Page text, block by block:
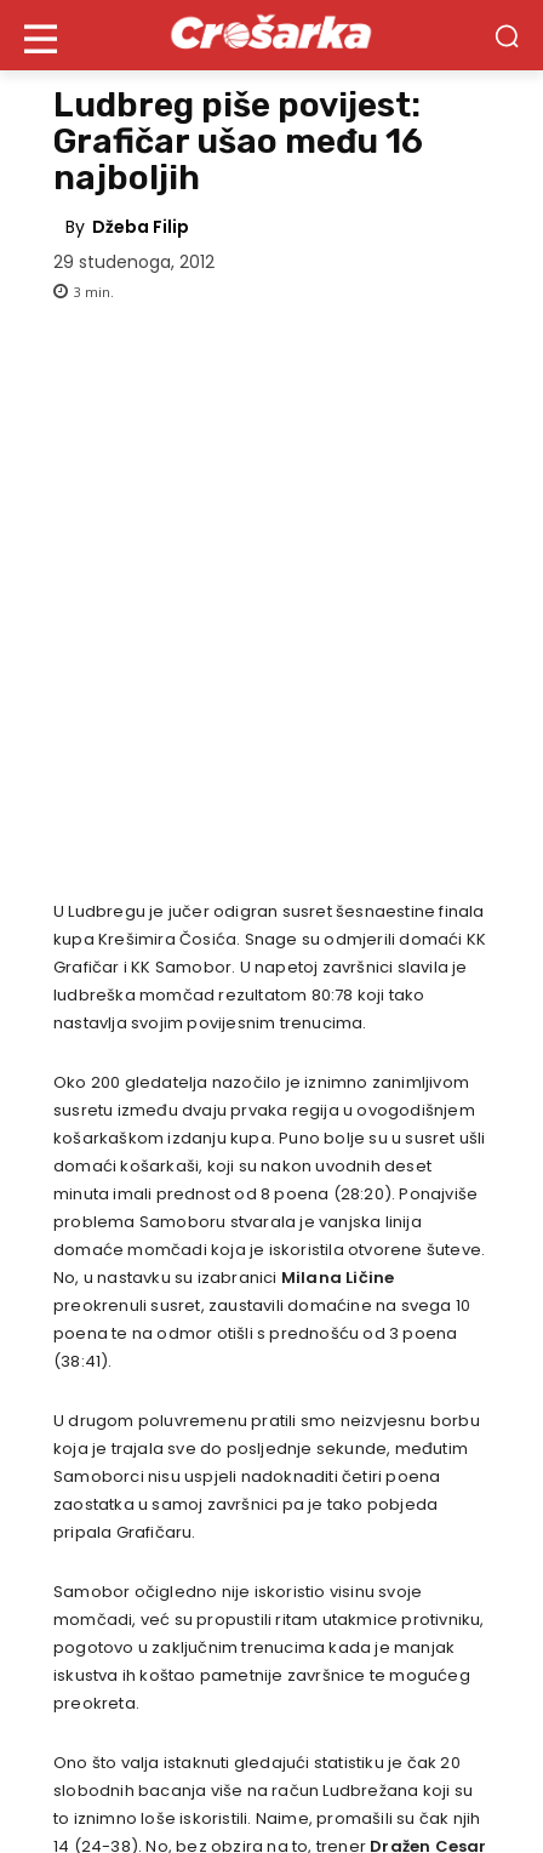
Ludbreg piše povijest:
Grafičar ušao među 16
najboljih
By Džeba Filip
29 studenoga, 2012
3 min.
U Ludbregu je jučer odigran susret šesnaestine finala
kupa Krešimira Čosića. Snage su odmjerili domaći KK
Grafičar i KK Samobor. U napetoj završnici slavila je
ludbreška momčad rezultatom 80:78 koji tako
nastavlja svojim povijesnim trenucima.
Oko 200 gledatelja nazočilo je iznimno zanimljivom
susretu između dvaju prvaka regija u ovogodišnjem
košarkaškom izdanju kupa. Puno bolje su u susret ušli
domaći košarkaši, koji su nakon uvodnih deset
minuta imali prednost od 8 poena (28:20). Ponajviše
problema Samoboru stvarala je vanjska linija
domaće momčadi koja je iskoristila otvorene šuteve.
No, u nastavku su izabranici Milana Ličine
preokrenuli susret, zaustavili domaćine na svega 10
poena te na odmor otišli s prednošću od 3 poena
(38:41).
U drugom poluvremenu pratili smo neizvjesnu borbu
koja je trajala sve do posljednje sekunde, međutim
Samoborci nisu uspjeli nadoknaditi četiri poena
zaostatka u samoj završnici pa je tako pobjeda
pripala Grafičaru.
Samobor očigledno nije iskoristio visinu svoje
momčadi, već su propustili ritam utakmice protivniku,
pogotovo u zaključnim trenucima kada je manjak
iskustva ih koštao pametnije završnice te mogućeg
preokreta.
Ono što valja istaknuti gledajući statistiku je čak 20
slobodnih bacanja više na račun Ludbrežana koji su
to iznimno loše iskoristili. Naime, promašili su čak njih
14 (24-38). No, bez obzira na to, trener Dražen Cesar